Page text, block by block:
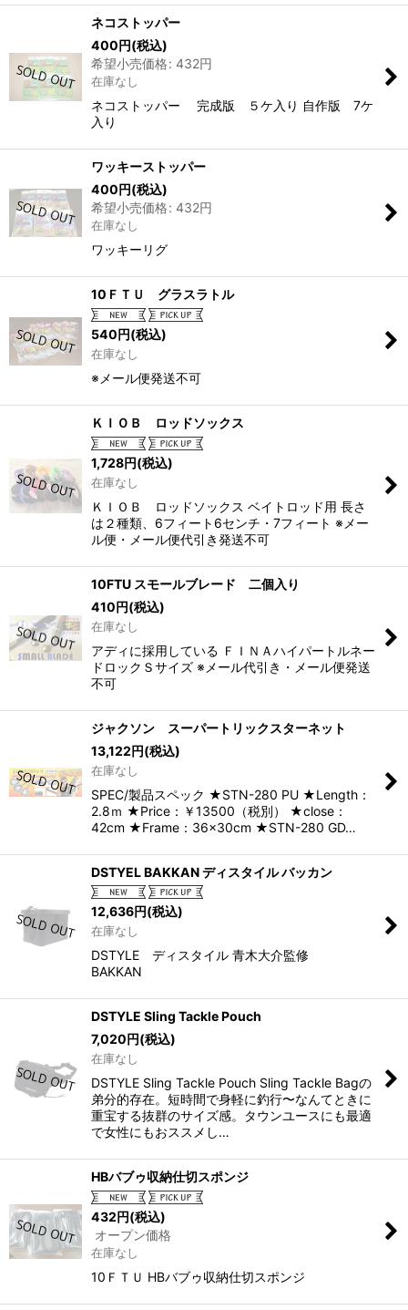
ネコストッパー
400円(税込)
希望小売価格: 432円
在庫なし
ネコストッパー 完成版 ５ケ入り 自作版 7ケ
入り
ワッキーストッパー
400円(税込)
希望小売価格: 432円
在庫なし
ワッキーリグ
10ＦＴＵ グラスラトル
540円(税込)
在庫なし
※メール便発送不可
ＫＩＯＢ ロッドソックス
1,728円(税込)
在庫なし
ＫＩＯＢ ロッドソックス ベイトロッド用 長さ
は２種類、6フィート6センチ・7フィート ※メー
ル便・メール便代引き発送不可
10FTU スモールブレード 二個入り
410円(税込)
在庫なし
アディに採用している ＦＩＮＡハイパートルネー
ドロックＳサイズ ※メール代引き・メール便発送
不可
ジャクソン スーパートリックスターネット
13,122円(税込)
在庫なし
SPEC/製品スペック ★STN-280 PU ★Length：
2.8ｍ ★Price：￥13500（税別） ★close：
42cm ★Frame：36×30cm ★STN-280 GD…
DSTYEL BAKKAN ディスタイル バッカン
12,636円(税込)
在庫なし
DSTYLE ディスタイル 青木大介監修
BAKKAN
DSTYLE Sling Tackle Pouch
7,020円(税込)
在庫なし
DSTYLE Sling Tackle Pouch Sling Tackle Bagの
弟分的存在。短時間で身軽に釣行〜なんてときに
重宝する抜群のサイズ感。タウンユースにも最適
で女性にもおススメし…
HBバブゥ収納仕切スポンジ
432円(税込)
オープン価格
在庫なし
10ＦＴＵ HBバブゥ収納仕切スポンジ